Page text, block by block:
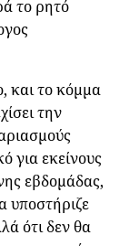
το ρητό
και το κόμμα
την
για εκείνους
εβδομάδας,
υποστήριζε
ότι δεν θα